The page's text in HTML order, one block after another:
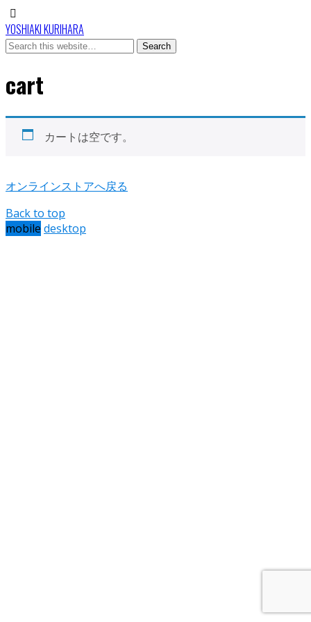
YOSHIAKI KURIHARA
cart
カートは空です。
オンラインストアへ戻る
Back to top
mobile desktop